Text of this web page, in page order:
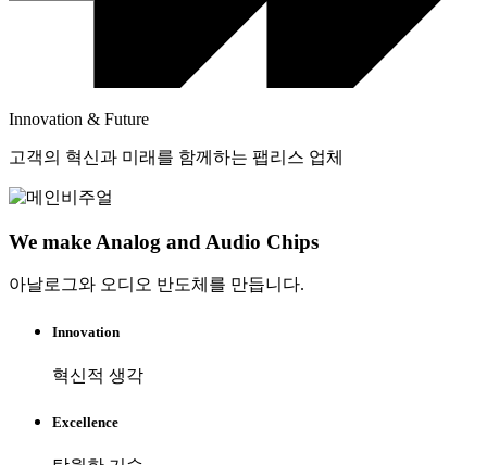
Innovation & Future
고객의 혁신과 미래를 함께하는 팹리스 업체
We make Analog and Audio Chips
아날로그와 오디오 반도체를 만듭니다.
Innovation
혁신적 생각
Excellence